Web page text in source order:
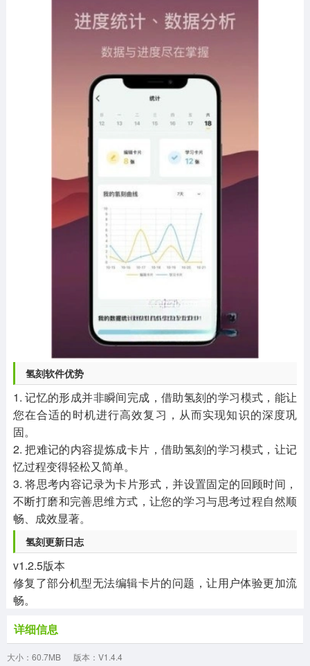
氢刻软件优势
1. 记忆的形成并非瞬间完成，借助氢刻的学习模式，能让
您在合适的时机进行高效复习，从而实现知识的深度巩
固。
2. 把难记的内容提炼成卡片，借助氢刻的学习模式，让记
忆过程变得轻松又简单。
3. 将思考内容记录为卡片形式，并设置固定的回顾时间，
不断打磨和完善思维方式，让您的学习与思考过程自然顺
畅、成效显著。
氢刻更新日志
v1.2.5版本
修复了部分机型无法编辑卡片的问题，让用户体验更加流
畅。
详细信息
大小：60.7MB
版本：V1.4.4